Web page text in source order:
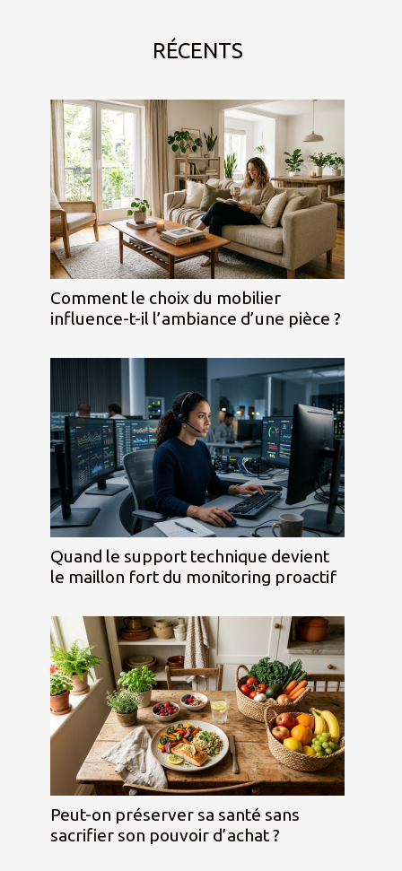
RÉCENTS
Comment le choix du mobilier
influence-t-il l’ambiance d’une pièce ?
Quand le support technique devient
le maillon fort du monitoring proactif
Peut-on préserver sa santé sans
sacrifier son pouvoir d’achat ?